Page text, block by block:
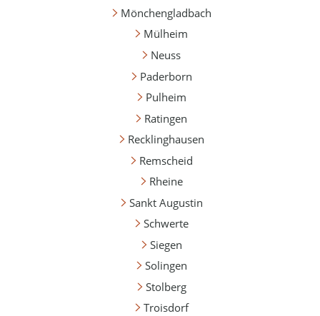
Mönchengladbach
Mülheim
Neuss
Paderborn
Pulheim
Ratingen
Recklinghausen
Remscheid
Rheine
Sankt Augustin
Schwerte
Siegen
Solingen
Stolberg
Troisdorf